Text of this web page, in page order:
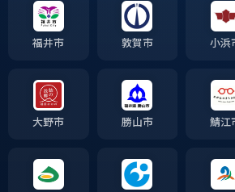
福井市 敦賀市 小浜
大野市 勝山市 鯖江